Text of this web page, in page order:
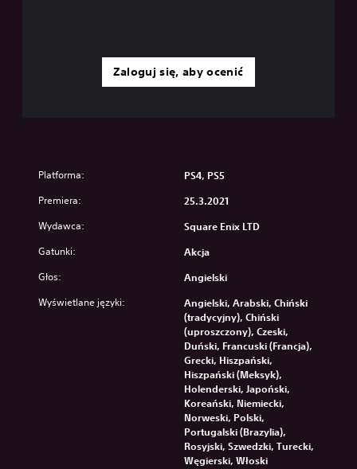
Zaloguj się, aby ocenić
Platforma: PS4, PS5
Premiera: 25.3.2021
Wydawca: Square Enix LTD
Gatunki: Akcja
Głos: Angielski
Wyświetlane języki:
Angielski, Arabski, Chiński
(tradycyjny), Chiński
(uproszczony), Czeski,
Duński, Francuski (Francja),
Grecki, Hiszpański,
Hiszpański (Meksyk),
Holenderski, Japoński,
Koreański, Niemiecki,
Norweski, Polski,
Portugalski (Brazylia),
Rosyjski, Szwedzki, Turecki,
Węgierski, Włoski